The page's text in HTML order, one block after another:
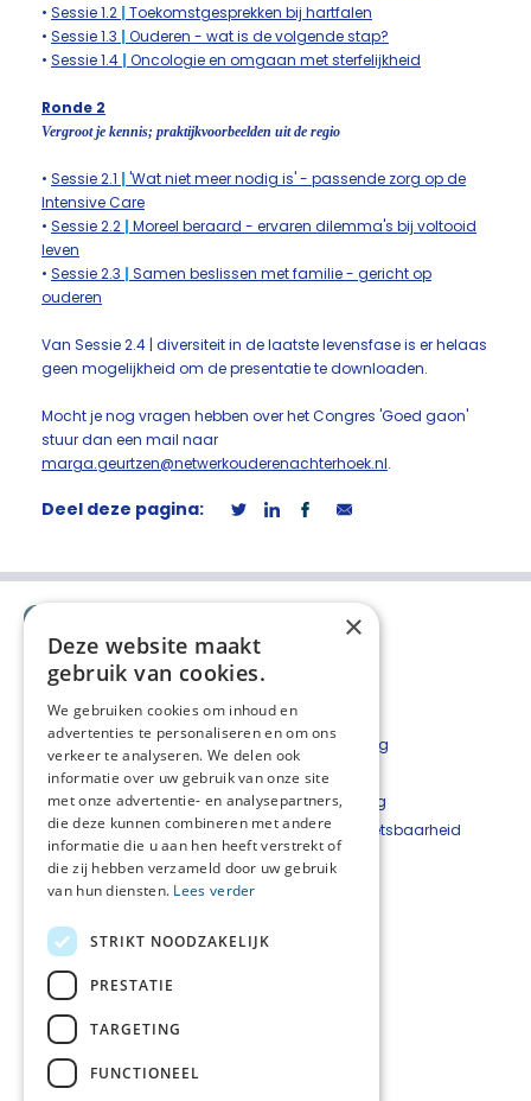
• Sessie 1.2 | Toekomstgesprekken bij hartfalen
• Sessie 1.3 | Ouderen - wat is de volgende stap?
• Sessie 1.4 | Oncologie en omgaan met sterfelijkheid
Ronde 2
Vergroot je kennis; praktijkvoorbeelden uit de regio
• Sessie 2.1 | 'Wat niet meer nodig is' - passende zorg op de
Intensive Care
• Sessie 2.2 | Moreel beraard - ervaren dilemma's bij voltooid
leven
• Sessie 2.3 | Samen beslissen met familie - gericht op
ouderen
Van Sessie 2.4 | diversiteit in de laatste levensfase is er helaas
geen mogelijkheid om de presentatie te downloaden.
Mocht je nog vragen hebben over het Congres 'Goed gaon'
stuur dan een mail naar
marga.geurtzen@netwerkouderenachterhoek.nl.
Deel deze pagina:
Contact
Bestelformulier
Nieuwsbrief
Privacyverklaring
Disclaimer
Cookieverklaring
Beveiligingskwetsbaarheid
melden
West-Achterhoek
Hetty Top
06 - 22 24 33 93
hetty@hettytop.nl
Netwerkcoördinator
Oost-Achterhoek
Jessica Verboom
×
Deze website maakt
gebruik van cookies.
We gebruiken cookies om inhoud en
advertenties te personaliseren en om ons
verkeer te analyseren. We delen ook
informatie over uw gebruik van onze site
met onze advertentie- en analysepartners,
die deze kunnen combineren met andere
informatie die u aan hen heeft verstrekt of
die zij hebben verzameld door uw gebruik
van hun diensten. Lees verder
STRIKT NOODZAKELIJK
PRESTATIE
TARGETING
FUNCTIONEEL